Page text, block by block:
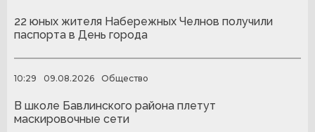
22 юных жителя Набережных Челнов получили
паспорта в День города
10:29 09.08.2026 Общество
В школе Бавлинского района плетут
маскировочные сети